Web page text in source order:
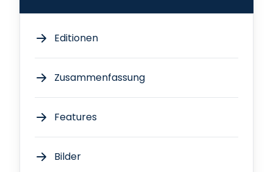
Editionen
Zusammenfassung
Features
Bilder